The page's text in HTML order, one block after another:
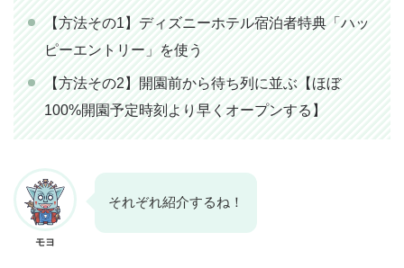
【方法その1】ディズニーホテル宿泊者特典「ハッ
ピーエントリー」を使う
【方法その2】開園前から待ち列に並ぶ【ほぼ
100%開園予定時刻より早くオープンする】
モヨ
それぞれ紹介するね！